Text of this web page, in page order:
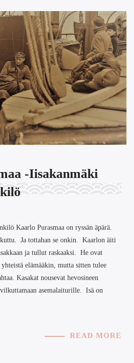
-Iisakanmäki
Kaarlo Purasmaa on ryssän äpärä.
Ja tottahan se onkin. Kaarlon äiti
ja tullut raskaaksi. He ovat
elämääkin, mutta sitten tulee
Kasakat nousevat hevosineen
asemalaiturille. Isä on
READ MORE